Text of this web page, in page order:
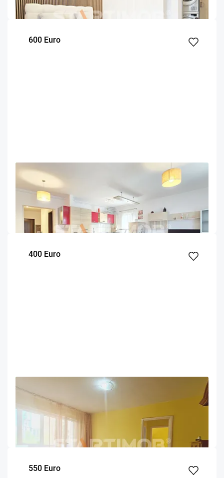
m² dormitor
600 Euro
OFERTA NOUA COMISION 50%
Apartament 3 camere zona Coresi cu parcare
Brasov
90 Parter
400 Euro
EXCLUSIVITATE
Apartament doua camere mobilat Astra
Brasov
1
550 Euro